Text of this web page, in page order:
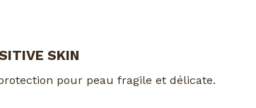
SKIN
pour peau fragile et délicate.